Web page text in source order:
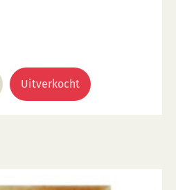
Uitverkocht